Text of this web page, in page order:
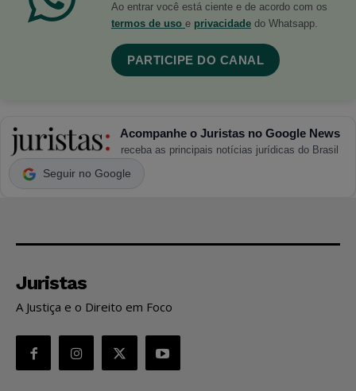
Ao entrar você está ciente e de acordo com os
termos de uso e privacidade do Whatsapp.
PARTICIPE DO CANAL
Acompanhe o Juristas no Google News
receba as principais notícias jurídicas do Brasil
Seguir no Google
Juristas
A Justiça e o Direito em Foco